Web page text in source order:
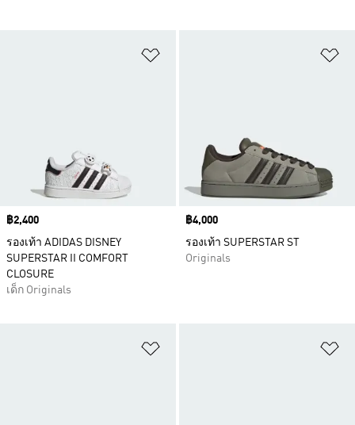
Price
฿2,400
รองเท้า ADIDAS DISNEY
SUPERSTAR II COMFORT
CLOSURE
เด็ก Originals
Price
฿4,000
รองเท้า SUPERSTAR ST
Originals